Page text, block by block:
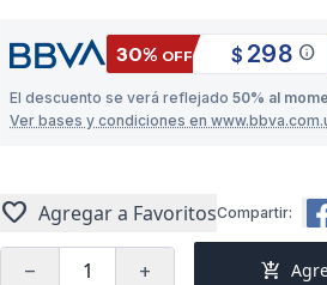
30% OFF $ 298 info
El descuento se verá reflejado 50% al
Ver bases y condiciones en
Compartir:
favorite Agregar a Favoritos
remove add add_shopping_cart